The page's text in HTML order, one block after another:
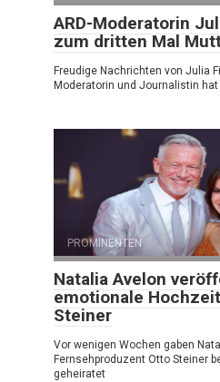
ARD-Moderatorin
zum dritten Mal
Freudige Nachrichten von Julia
Moderatorin und Journalistin
PROMINENTEN
Natalia Avelon
emotionale
Steiner
Vor wenigen Wochen gaben
Fernsehproduzent Otto Steiner
geheiratet